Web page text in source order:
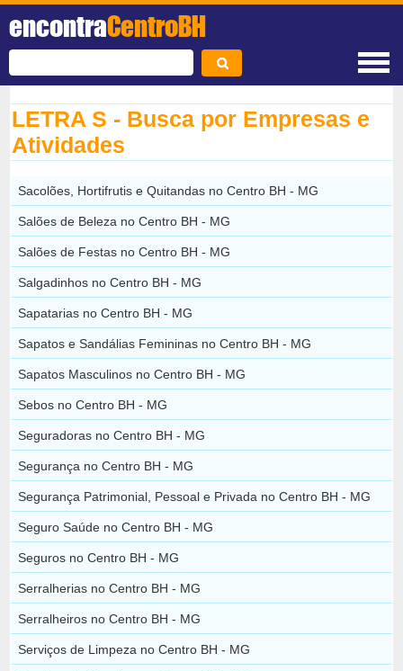
encontraCentroBH
LETRA S - Busca por Empresas e
Atividades
Sacolões, Hortifrutis e Quitandas no Centro BH - MG
Salões de Beleza no Centro BH - MG
Salões de Festas no Centro BH - MG
Salgadinhos no Centro BH - MG
Sapatarias no Centro BH - MG
Sapatos e Sandálias Femininas no Centro BH - MG
Sapatos Masculinos no Centro BH - MG
Sebos no Centro BH - MG
Seguradoras no Centro BH - MG
Segurança no Centro BH - MG
Segurança Patrimonial, Pessoal e Privada no Centro BH - MG
Seguro Saúde no Centro BH - MG
Seguros no Centro BH - MG
Serralherias no Centro BH - MG
Serralheiros no Centro BH - MG
Serviços de Limpeza no Centro BH - MG